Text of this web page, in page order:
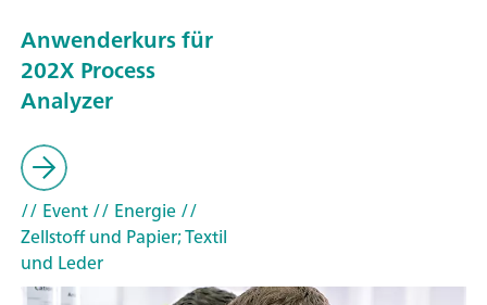
Anwenderkurs für
202X Process
Analyzer
// Event// Energie//
Zellstoff und Papier; Textil
und Leder